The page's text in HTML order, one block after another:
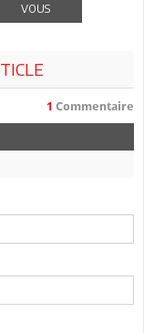
VOUS
1 Commentaire